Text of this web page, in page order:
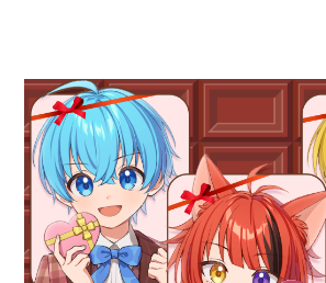
MOVIE
CREATOR
MUSIC
EVENT/LIVE
STORE